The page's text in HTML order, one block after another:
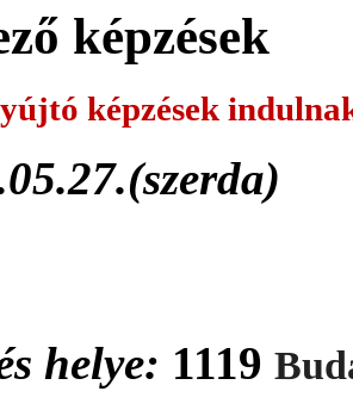
képzések
képzések
helye: 1119